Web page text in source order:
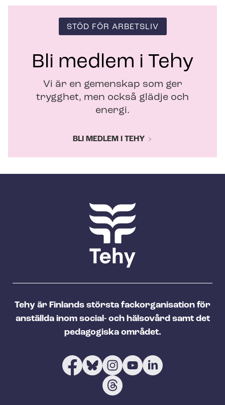
STÖD FÖR ARBETSLIV
Bli medlem i Tehy
Vi är en gemenskap som ger
trygghet, men också glädje och
energi.
BLI MEDLEM I TEHY
Tehy är Finlands största fackorganisation för
anställda inom social- och hälsovård samt det
pedagogiska området.